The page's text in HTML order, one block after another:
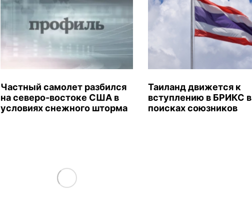
Частный самолет разбился
на северо-востоке США в
условиях снежного шторма
Таиланд движется к
вступлению в БРИКС в
поисках союзников
Load More